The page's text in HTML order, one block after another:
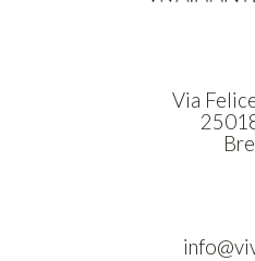
Via